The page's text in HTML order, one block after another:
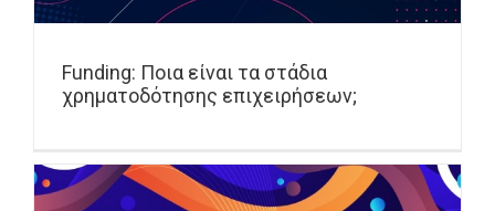
Funding: Ποια είναι τα στάδια
χρηματοδότησης επιχειρήσεων;